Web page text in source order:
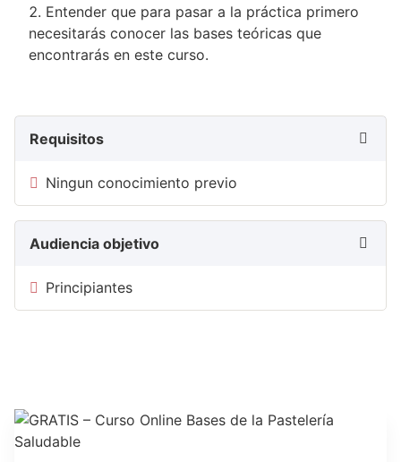
Entender que para pasar a la práctica primero
necesitarás conocer las bases teóricas que
encontrarás en este curso.
Requisitos
Ningun conocimiento previo
Audiencia objetivo
Principiantes